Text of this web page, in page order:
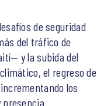
de seguridad
del tráfico de
y la subida del
el regreso de
los